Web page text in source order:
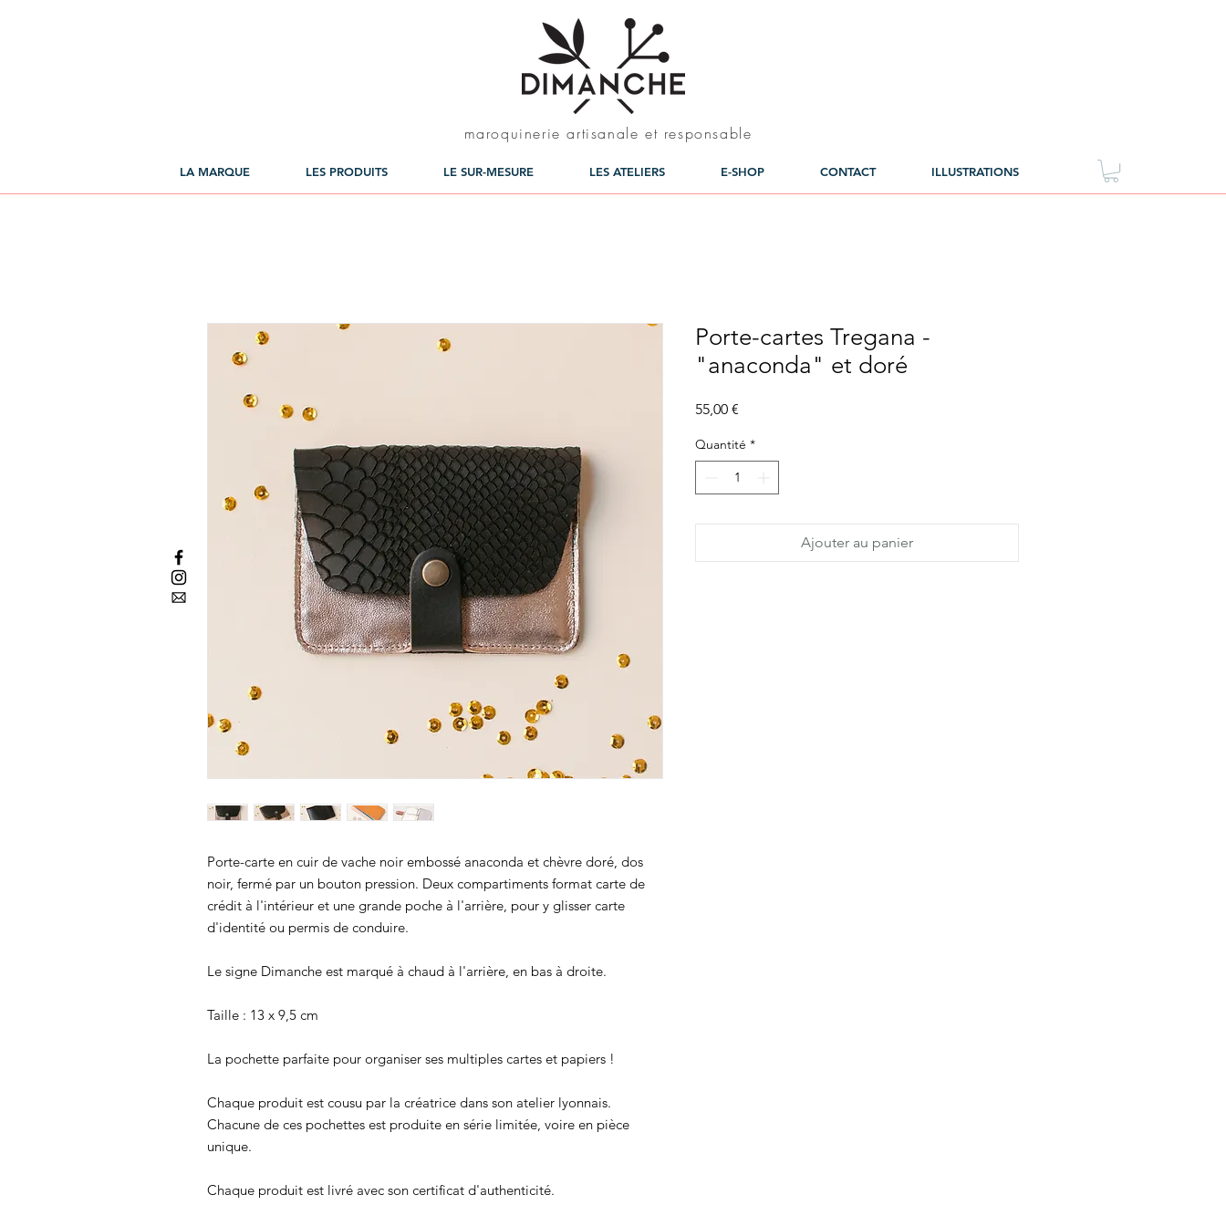
maroquinerie artisanale et responsable
LA MARQUE LES PRODUITS LE SUR-MESURE LES ATELIERS E-SHOP CONTACT ILLUSTRATIONS
Porte-carte en cuir de vache noir embossé anaconda et chèvre doré, dos
noir, fermé par un bouton pression. Deux compartiments format carte de
crédit à l'intérieur et une grande poche à l'arrière, pour y glisser carte
d'identité ou permis de conduire.
Le signe Dimanche est marqué à chaud à l'arrière, en bas à droite.
Taille : 13 x 9,5 cm
La pochette parfaite pour organiser ses multiples cartes et papiers !
Chaque produit est cousu par la créatrice dans son atelier lyonnais.
Chacune de ces pochettes est produite en série limitée, voire en pièce
unique.
Chaque produit est livré avec son certificat d'authenticité.
Porte-cartes Tregana -
"anaconda" et doré
55,00 €
Quantité *
Ajouter au panier